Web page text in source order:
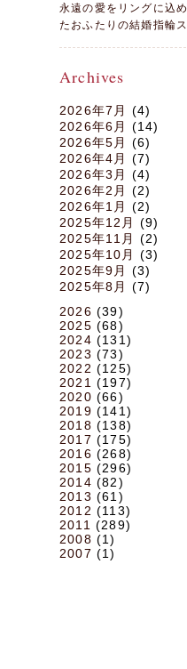
永遠の愛をリングに込
たおふたりの結婚指輪
Archives
2026年7月
(4)
2026年6月
(14)
2026年5月
(6)
2026年4月
(7)
2026年3月
(4)
2026年2月
(2)
2026年1月
(2)
2025年12月
(9)
2025年11月
(2)
2025年10月
(3)
2025年9月
(3)
2025年8月
(7)
2026 (39)
2025 (68)
2024 (131)
2023 (73)
2022 (125)
2021 (197)
2020 (66)
2019 (141)
2018 (138)
2017 (175)
2016 (268)
2015 (296)
2014 (82)
2013 (61)
2012 (113)
2011 (289)
2008 (1)
2007 (1)